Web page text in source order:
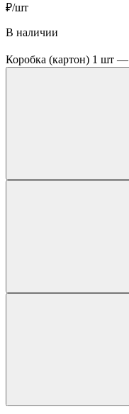
₽/шт
В наличии
Коробка (картон) 1 шт —